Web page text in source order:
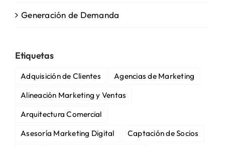
Generación de Demanda
Etiquetas
Adquisición de Clientes
Agencias de Marketing
Alineación Marketing y Ventas
Arquitectura Comercial
Asesoría Marketing Digital
Captación de Socios